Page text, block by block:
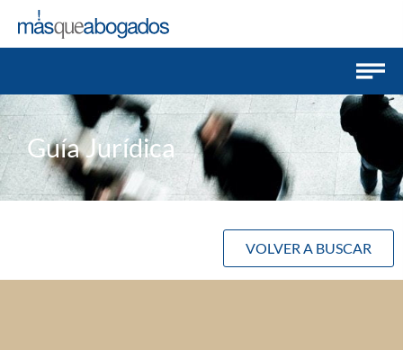
Guía Jurídica
VOLVER A BUSCAR